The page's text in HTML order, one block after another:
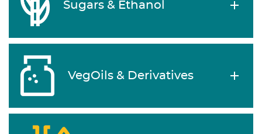
Sugars & Ethanol
VegOils & Derivatives